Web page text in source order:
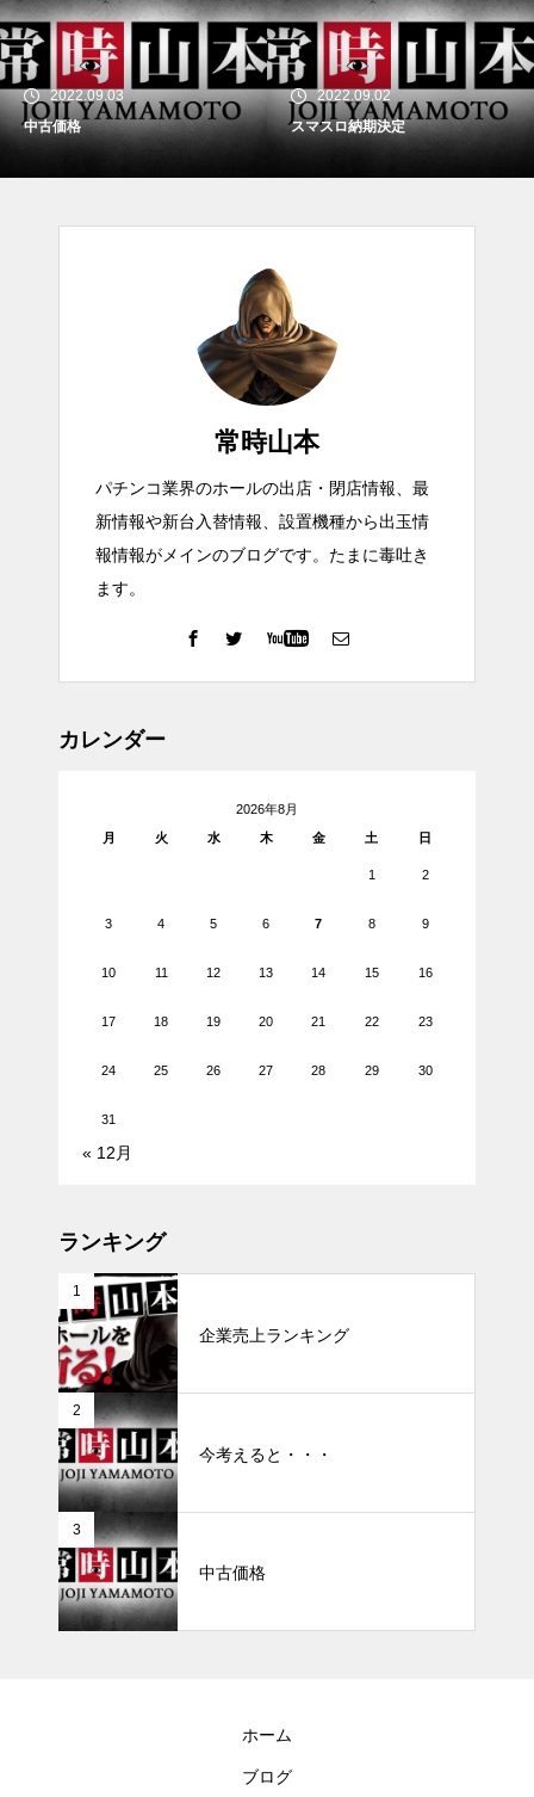
2022.09.03
中古価格
2022.09.02
スマスロ納期決定
常時山本
パチンコ業界のホールの出店・閉店情報、最
新情報や新台入替情報、設置機種から出玉情
報情報がメインのブログです。たまに毒吐き
ます。
カレンダー
2026年8月
月
火 水 木 金 土 日
1 2
3 4 5 6 7 8 9
10 11 12 13 14 15 16
17 18 19 20 21 22 23
24 25 26 27 28 29 30
31
« 12月
ランキング
1
企業売上ランキング
2
今考えると・・・
3
中古価格
ホーム
ブログ